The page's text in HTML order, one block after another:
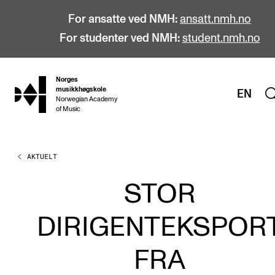
For ansatte ved NMH: ansatt.nmh.no
For studenter ved NMH: student.nmh.no
hjem
Norges
musikkhøgskole
Norwegian Academy
of Music
EN
STUDIER
Årsstudium og videreutdanning
AKTUELT
STOR
FRA